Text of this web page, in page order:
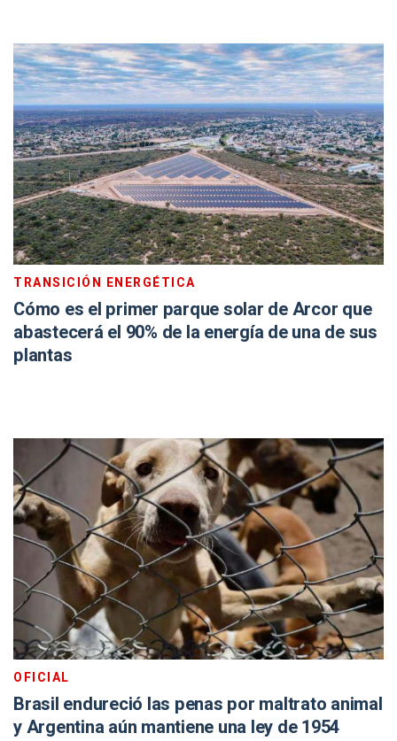
TRANSICIÓN ENERGÉTICA
Cómo es el primer parque solar de Arcor que
abastecerá el 90% de la energía de una de sus
plantas
OFICIAL
Brasil endureció las penas por maltrato animal
y Argentina aún mantiene una ley de 1954